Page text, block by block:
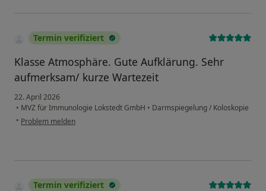
Termin verifiziert
Klasse Atmosphäre. Gute Aufklärung. Sehr
aufmerksam/ kurze Wartezeit
22. April 2026
• MVZ für Immunologie Lokstedt GmbH • Darmspiegelung / Koloskopie
• Problem melden
Termin verifiziert